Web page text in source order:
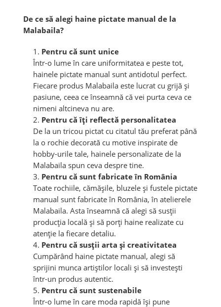
De ce să alegi haine pictate manual de la
Malabaila?
Pentru că sunt unice
Într-o lume în care uniformitatea e peste tot,
hainele pictate manual sunt antidotul perfect.
Fiecare produs Malabaila este lucrat cu grijă și
pasiune, ceea ce înseamnă că vei purta ceva ce
nimeni altcineva nu are.
Pentru că îți reflectă personalitatea
De la untricou pictat cu citatul tău preferat până
la o rochie decorată cu motive inspirate de
hobby-urile tale, hainele personalizate de la
Malabaila spun ceva despre tine.
Pentru că sunt fabricate în România
Toate rochiile, cămășile, bluzele și fustele pictate
manual sunt fabricate în România, în atelierele
Malabaila. Asta înseamnă că alegi să susții
producția locală și să porți haine realizate cu
atenție la fiecare detaliu.
Pentru că susții arta și creativitatea
Cumpărând haine pictate manual, alegi să
sprijini munca artiștilor locali și să investești
într-un produs autentic.
Pentru că sunt sustenabile
Într-o lume în care moda rapidă își pune